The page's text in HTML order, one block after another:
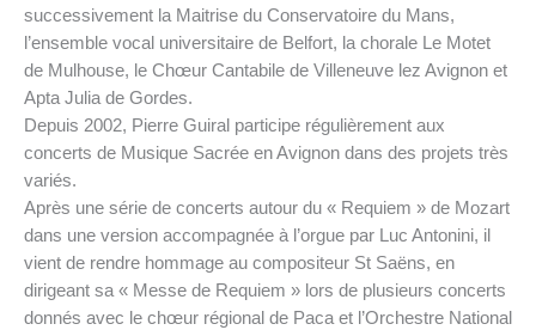
successivement la Maitrise du Conservatoire du Mans,
l’ensemble vocal universitaire de Belfort, la chorale Le Motet
de Mulhouse, le Chœur Cantabile de Villeneuve lez Avignon et
Apta Julia de Gordes.
Depuis 2002, Pierre Guiral participe régulièrement aux
concerts de Musique Sacrée en Avignon dans des projets très
variés.
Après une série de concerts autour du « Requiem » de Mozart
dans une version accompagnée à l’orgue par Luc Antonini, il
vient de rendre hommage au compositeur St Saëns, en
dirigeant sa « Messe de Requiem » lors de plusieurs concerts
donnés avec le chœur régional de Paca et l’Orchestre National